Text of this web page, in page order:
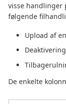
visse handlinger
følgende
Upload af
De enkelte